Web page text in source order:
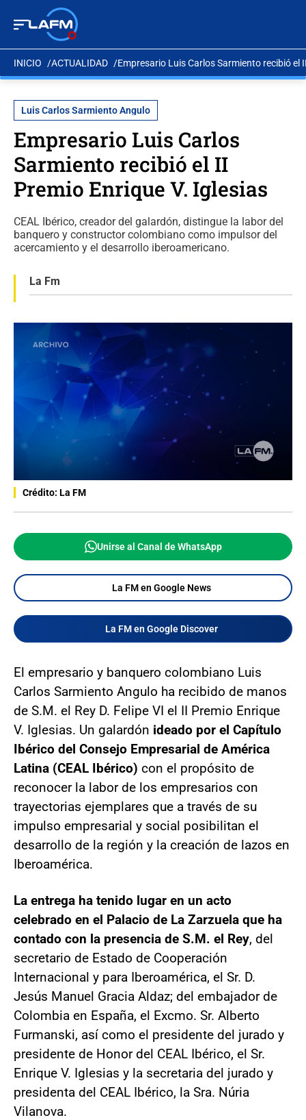
INICIO ACTUALIDAD Empresario Luis Carlos Sarmiento recibió el
Luis Carlos Sarmiento Angulo
Empresario Luis Carlos
Sarmiento recibió el II
Premio Enrique V. Iglesias
CEAL Ibérico, creador del galardón, distingue la labor del
banquero y constructor colombiano como impulsor del
acercamiento y el desarrollo iberoamericano.
La Fm
Crédito: La FM
Unirse al Canal de WhatsApp
La FM en Google News
La FM en Google Discover
El empresario y banquero colombiano Luis
Carlos Sarmiento Angulo ha recibido de manos
de S.M. el Rey D. Felipe VI el II Premio Enrique
V. Iglesias. Un galardón ideado por el Capítulo
Ibérico del Consejo Empresarial de América
Latina (CEAL Ibérico) con el propósito de
reconocer la labor de los empresarios con
trayectorias ejemplares que a través de su
impulso empresarial y social posibilitan el
desarrollo de la región y la creación de lazos en
Iberoamérica.
La entrega ha tenido lugar en un acto
celebrado en el Palacio de La Zarzuela que ha
contado con la presencia de S.M. el Rey, del
secretario de Estado de Cooperación
Internacional y para Iberoamérica, el Sr. D.
Jesús Manuel Gracia Aldaz; del embajador de
Colombia en España, el Excmo. Sr. Alberto
Furmanski, así como el presidente del jurado y
presidente de Honor del CEAL Ibérico, el Sr.
Enrique V. Iglesias y la secretaria del jurado y
presidenta del CEAL Ibérico, la Sra. Núria
Vilanova.